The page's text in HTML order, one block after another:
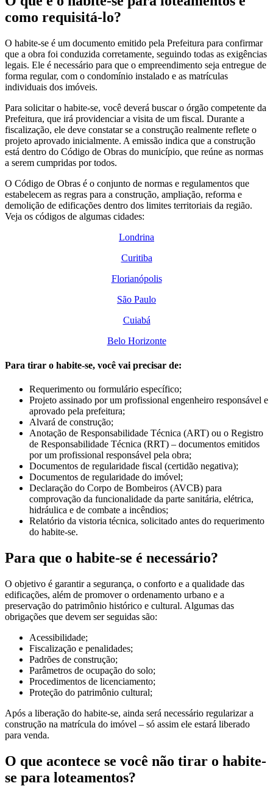
como requisitá-lo?
O habite-se é um documento emitido pela Prefeitura para confirmar
que a obra foi conduzida corretamente, seguindo todas as exigências
legais. Ele é necessário para que o empreendimento seja entregue de
forma regular, com o condomínio instalado e as matrículas
individuais dos imóveis.
Para solicitar o habite-se, você deverá buscar o órgão competente da
Prefeitura, que irá providenciar a visita de um fiscal. Durante a
fiscalização, ele deve constatar se a construção realmente reflete o
projeto aprovado inicialmente. A emissão indica que a construção
está dentro do Código de Obras do município, que reúne as normas
a serem cumpridas por todos.
O Código de Obras é o conjunto de normas e regulamentos que
estabelecem as regras para a construção, ampliação, reforma e
demolição de edificações dentro dos limites territoriais da região.
Veja os códigos de algumas cidades:
Londrina
Curitiba
Florianópolis
São Paulo
Cuiabá
Belo Horizonte
Para tirar o habite-se, você vai precisar de:
Requerimento ou formulário específico;
Projeto assinado por um profissional engenheiro responsável e
aprovado pela prefeitura;
Alvará de construção;
Anotação de Responsabilidade Técnica (ART) ou o Registro
de Responsabilidade Técnica (RRT) – documentos emitidos
por um profissional responsável pela obra;
Documentos de regularidade fiscal (certidão negativa);
Documentos de regularidade do imóvel;
Declaração do Corpo de Bombeiros (AVCB) para
comprovação da funcionalidade da parte sanitária, elétrica,
hidráulica e de combate a incêndios;
Relatório da vistoria técnica, solicitado antes do requerimento
do habite-se.
Para que o habite-se é necessário?
O objetivo é garantir a segurança, o conforto e a qualidade das
edificações, além de promover o ordenamento urbano e a
preservação do patrimônio histórico e cultural. Algumas das
obrigações que devem ser seguidas são:
Acessibilidade;
Fiscalização e penalidades;
Padrões de construção;
Parâmetros de ocupação do solo;
Procedimentos de licenciamento;
Proteção do patrimônio cultural;
Após a liberação do habite-se, ainda será necessário regularizar a
construção na matrícula do imóvel – só assim ele estará liberado
para venda.
O que acontece se você não tirar o habite-
se para loteamentos?